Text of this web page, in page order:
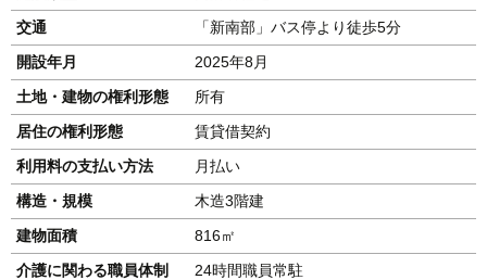
交通
「新南部」バス停より徒歩5分
開設年月
2025年8月
土地・建物の権利形態
所有
居住の権利形態
賃貸借契約
利用料の支払い方法
月払い
構造・規模
木造3階建
建物面積
816㎡
介護に関わる職員体制
24時間職員常駐